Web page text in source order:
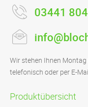
03441
Wir stehen Ihnen Montag
telefonisch oder per E-
Produktübersicht